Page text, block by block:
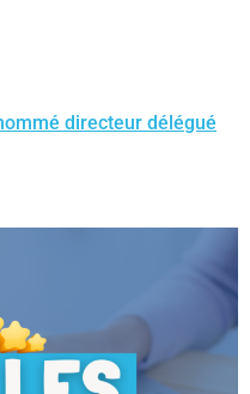
directeur délégué